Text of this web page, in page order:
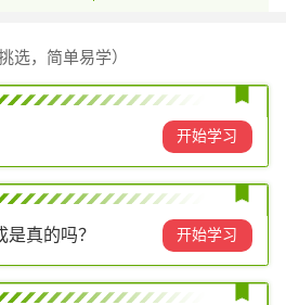
选，简单易学）
开始学习
真的吗？ 开始学习